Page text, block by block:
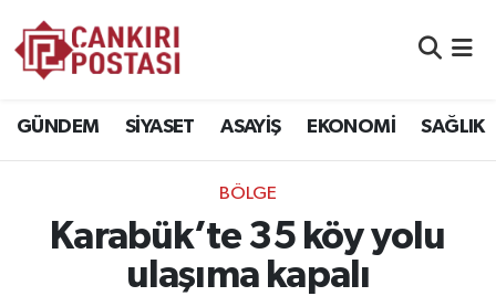
GÜNDEM SİYASET ASAYİŞ EKONOMİ SAĞLIK
BÖLGE
Karabük’te 35 köy yolu
ulaşıma kapalı
EKONOMİ
Trafik Durumu